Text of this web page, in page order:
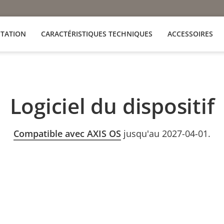
CARACTÉRISTIQUES TECHNIQUES ACCESSOIRES
Logiciel du dispositif
Compatible avec AXIS OS jusqu'au 2027-04-01.